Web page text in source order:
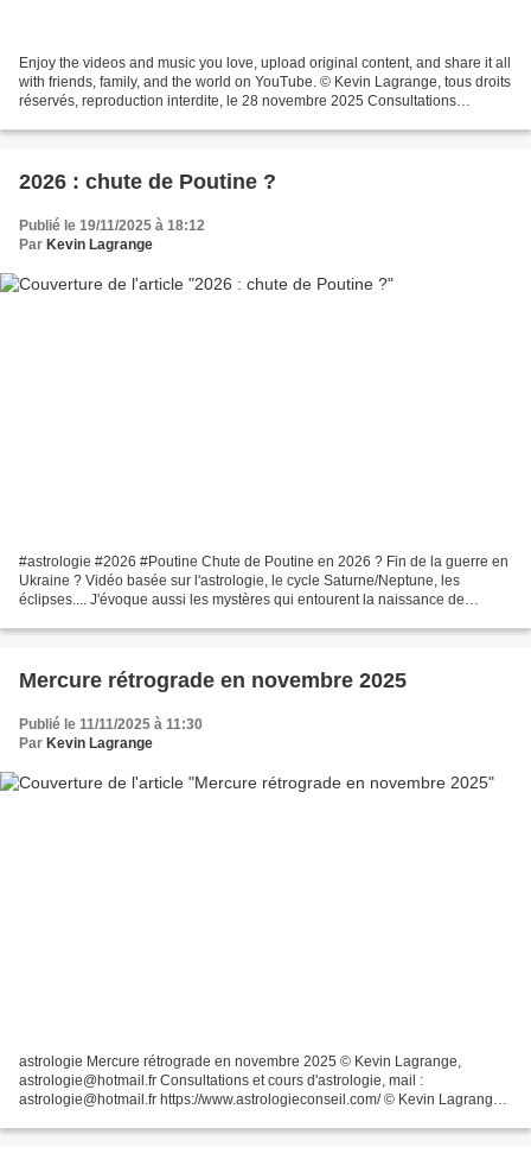
Enjoy the videos and music you love, upload original content, and share it all
with friends, family, and the world on YouTube. © Kevin Lagrange, tous droits
réservés, reproduction interdite, le 28 novembre 2025 Consultations
2026 : chute de Poutine ?
Publié le 19/11/2025 à 18:12
Par Kevin Lagrange
#astrologie #2026 #Poutine Chute de Poutine en 2026 ? Fin de la guerre en
Ukraine ? Vidéo basée sur l'astrologie, le cycle Saturne/Neptune, les
éclipses.... J'évoque aussi les mystères qui entourent la naissance de
Mercure rétrograde en novembre 2025
Publié le 11/11/2025 à 11:30
Par Kevin Lagrange
astrologie Mercure rétrograde en novembre 2025 © Kevin Lagrange,
astrologie@hotmail.fr Consultations et cours d'astrologie, mail :
astrologie@hotmail.fr https://www.astrologieconseil.com/ © Kevin Lagrange,